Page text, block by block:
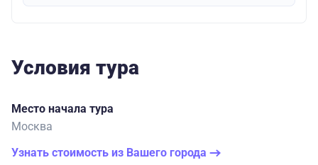
Условия тура
Место начала тура
Москва
Узнать стоимость из Вашего города